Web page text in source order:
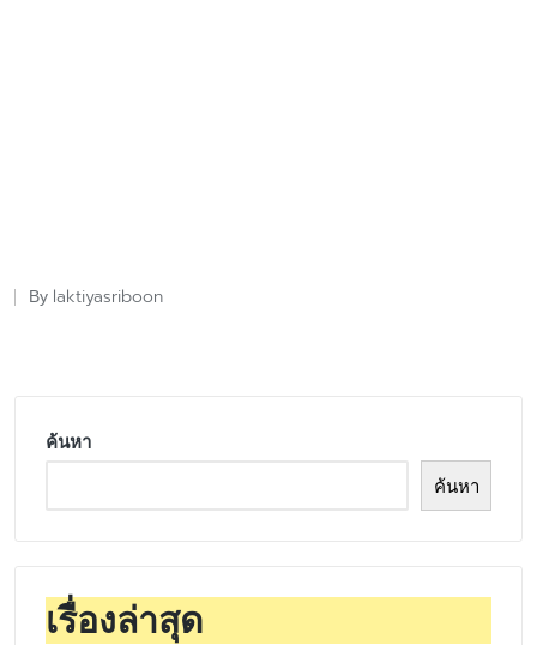
Posted
By laktiyasriboon
ค้นหา
ค้นหา
เรื่องล่าสุด